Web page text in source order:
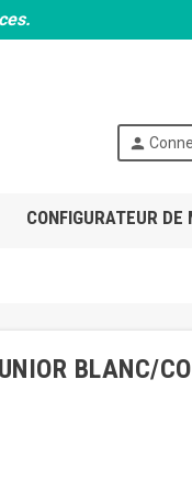
person
CONFIGURATEUR DE
BLANC/